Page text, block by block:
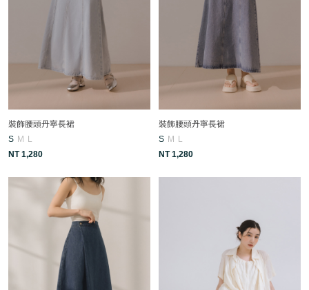
裝飾腰頭丹寧長裙
S M
L
NT 1,280
裝飾腰頭丹寧長裙
S M
L
NT 1,280